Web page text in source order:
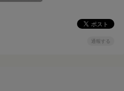
通報する